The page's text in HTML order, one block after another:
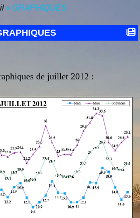
» GRAPHIQUES
de juillet 2012 :